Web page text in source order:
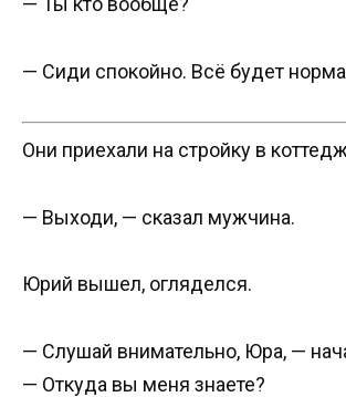
— Сиди спокойно. Всё будет
Они приехали на стройку в
— Выходи, — сказал мужчина.
Юрий вышел, огляделся.
— Слушай внимательно, Юра, —
— Откуда вы меня знаете?